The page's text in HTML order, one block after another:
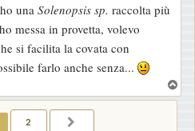
una Solenopsis sp. raccolta più
messa in provetta, volevo
si facilita la covata con
farlo anche senza...
o
2